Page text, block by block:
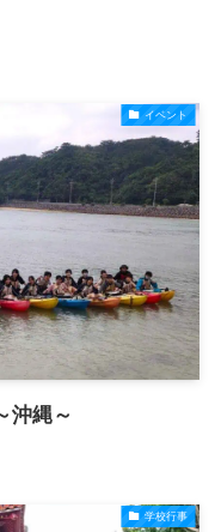
イベント
沖縄～
学校行事